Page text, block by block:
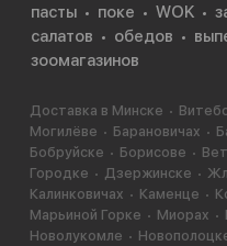
пасты
поке WOK
салатов
обедов
зоомагазинов
Доставка в Минске
Могилёве
Барановичах
Бобруйске
Борисове
Городке
Дзержинске
Калинковичах
Каменце
Марьиной Горке
Миорах
Новолукомле